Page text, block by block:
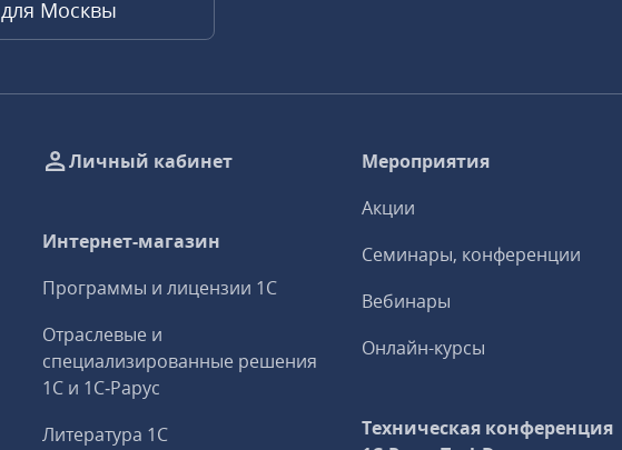
для Москвы
Личный кабинет
Интернет-магазин
Программы и лицензии 1С
Отраслевые и
специализированные решения
1С и 1С‑Рарус
Литература 1С
Мероприятия
Акции
Семинары, конференции
Вебинары
Онлайн-курсы
Техническая конференция